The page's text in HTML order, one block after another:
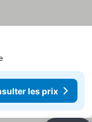
les prix